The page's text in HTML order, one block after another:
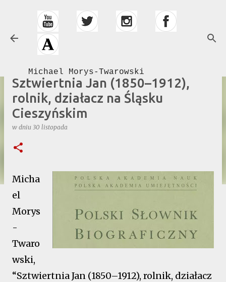
Przejdź do głównej zawartości
Michael Morys-Twarowski
Sztwiertnia Jan (1850–1912),
rolnik, działacz na Śląsku
Cieszyńskim
w dniu 30 listopada
Micha
el
Morys
-
Twaro
wski,
“Sztwiertnia Jan (1850–1912), rolnik, działacz